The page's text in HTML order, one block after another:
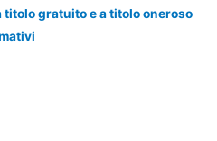
titolo gratuito e a titolo oneroso